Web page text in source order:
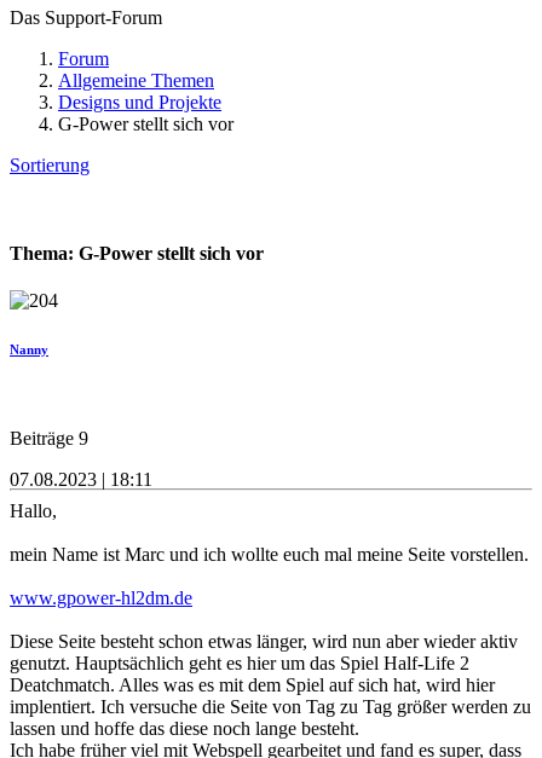
Das Support-Forum
Forum
Allgemeine Themen
Designs und Projekte
G-Power stellt sich vor
Sortierung
Thema: G-Power stellt sich vor
Nanny
Beiträge 9
07.08.2023 | 18:11
Hallo,
mein Name ist Marc und ich wollte euch mal meine Seite vorstellen.
www.gpower-hl2dm.de
Diese Seite besteht schon etwas länger, wird nun aber wieder aktiv
genutzt. Hauptsächlich geht es hier um das Spiel Half-Life 2
Deatchmatch. Alles was es mit dem Spiel auf sich hat, wird hier
implentiert. Ich versuche die Seite von Tag zu Tag größer werden zu
lassen und hoffe das diese noch lange besteht.
Ich habe früher viel mit Webspell gearbeitet und fand es super, dass